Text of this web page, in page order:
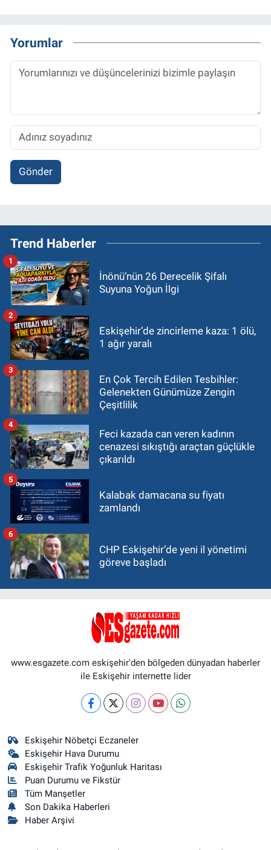
Yorumlar
Gönder
Trend Haberler
İnönü’nün 26 Derecelik Şifalı
Suyuna Yoğun İlgi
1
Eskişehir’de zincirleme kaza: 1 ölü,
1 ağır yaralı
2
En Çok Tercih Edilen Tesbihler:
Gelenekten Günümüze Zengin
Çeşitlilik
3
Feci kazada can veren kadının
cenazesi sıkıştığı araçtan güçlükle
çıkarıldı
4
Kalabak damacana su fiyatı
zamlandı
5
CHP Eskişehir’de yeni il yönetimi
göreve başladı
6
www.esgazete.com eskişehir'den bölgeden dünyadan haberler
ile Eskişehir internette lider
Eskişehir Nöbetçi Eczaneler
Eskişehir Hava Durumu
Eskişehir Trafik Yoğunluk Haritası
Puan Durumu ve Fikstür
Tüm Manşetler
Son Dakika Haberleri
Haber Arşivi